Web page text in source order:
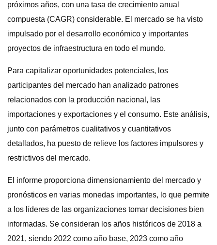
próximos años, con una tasa de crecimiento anual
compuesta (CAGR) considerable. El mercado se ha visto
impulsado por el desarrollo económico y importantes
proyectos de infraestructura en todo el mundo.
Para capitalizar oportunidades potenciales, los
participantes del mercado han analizado patrones
relacionados con la producción nacional, las
importaciones y exportaciones y el consumo. Este análisis,
junto con parámetros cualitativos y cuantitativos
detallados, ha puesto de relieve los factores impulsores y
restrictivos del mercado.
El informe proporciona dimensionamiento del mercado y
pronósticos en varias monedas importantes, lo que permite
a los líderes de las organizaciones tomar decisiones bien
informadas. Se consideran los años históricos de 2018 a
2021, siendo 2022 como año base, 2023 como año